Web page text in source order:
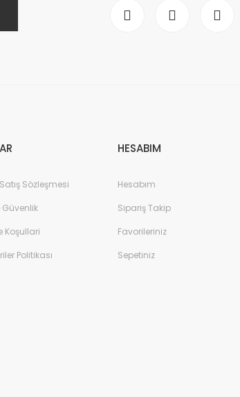
Sözleşmesi
Güvenlik
Koşullari
Politikası
HESABIM
Hesabım
Sipariş Takip
Favorileriniz
Sepetiniz